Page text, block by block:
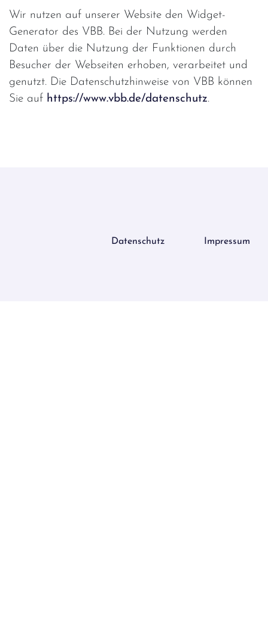
Wir nutzen auf unserer Website den Widget-
Generator des VBB. Bei der Nutzung werden
Daten über die Nutzung der Funktionen durch
Besucher der Webseiten erhoben, verarbeitet und
genutzt. Die Datenschutzhinweise von VBB können
Sie auf https://www.vbb.de/datenschutz.
Datenschutz Impressum